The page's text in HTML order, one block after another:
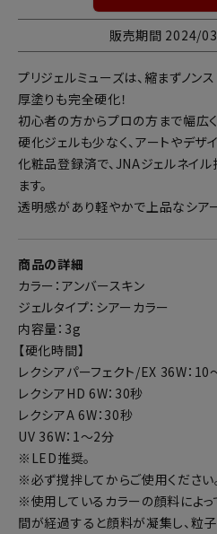
販売期間 2024/
プリジェルミューズは、縮まずノン
厚塗りも完全硬化！
初心者の方からプロの方まで幅広
硬化ジェルも少なく、アートやデザ
化粧品登録済で、JNAジェルネイ
ます。
透明感があり軽やかで上品なシア
商品の詳細
カラー：アンバースキン
ジェルタイプ：シアーカラー
内容量：3g
【硬化時間】
レクシアパーフェクト/EX 36W：
レクシアHD 6W：30秒
レクシアA 6W：30秒
UV 36W：1～2分
※LED推奨。
※必ず撹拌してからご使用ください
※使用しているカラーの顔料によ
間が経過すると顔料が凝集し、粒